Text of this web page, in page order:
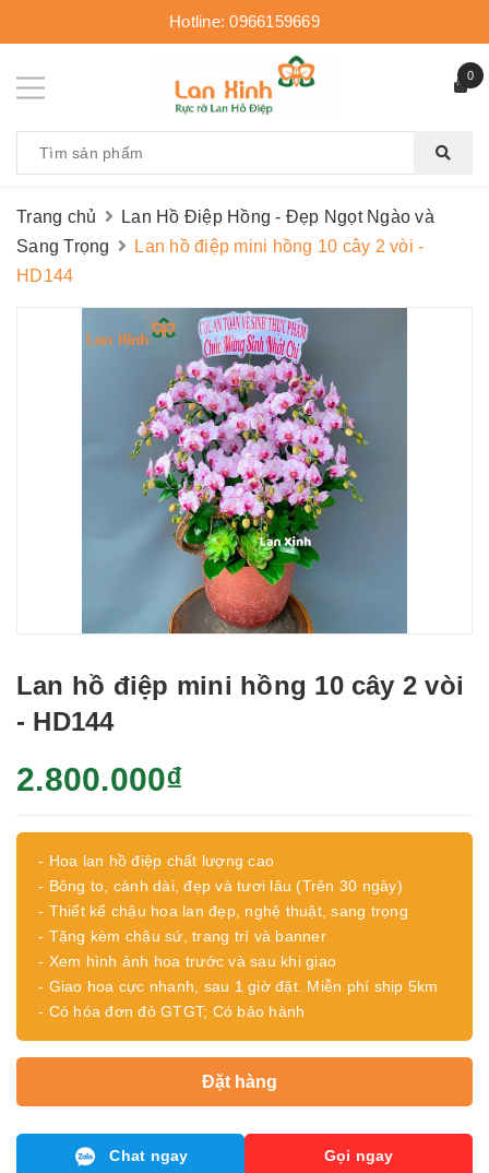
Hotline:0966159669
0
Trang chủ
Lan Hồ Điệp Hồng - Đẹp Ngọt Ngào và
Sang Trọng
Lan hồ điệp mini hồng 10 cây 2 vòi -
HD144
Lan hồ điệp mini hồng 10 cây 2 vòi
- HD144
2.800.000₫
- Hoa lan hồ điệp chất lượng cao
- Bông to, cành dài, đẹp và tươi lâu (Trên 30 ngày)
- Thiết kế chậu hoa lan đẹp, nghệ thuật, sang trọng
- Tặng kèm chậu sứ, trang trí và banner
- Xem hình ảnh hoa trước và sau khi giao
- Giao hoa cực nhanh, sau 1 giờ đặt. Miễn phí ship 5km
- Có hóa đơn đỏ GTGT; Có bảo hành
Đặt hàng
Chat ngay Gọi ngay